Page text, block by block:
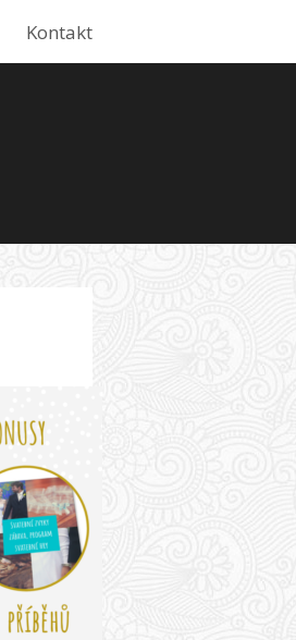
Kontakt